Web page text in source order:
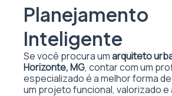
Planejamento
Inteligente
Se você procura umarquiteto
Horizonte, MG, contar com um
especializado é a melhor forma
um projeto funcional, valorizado e